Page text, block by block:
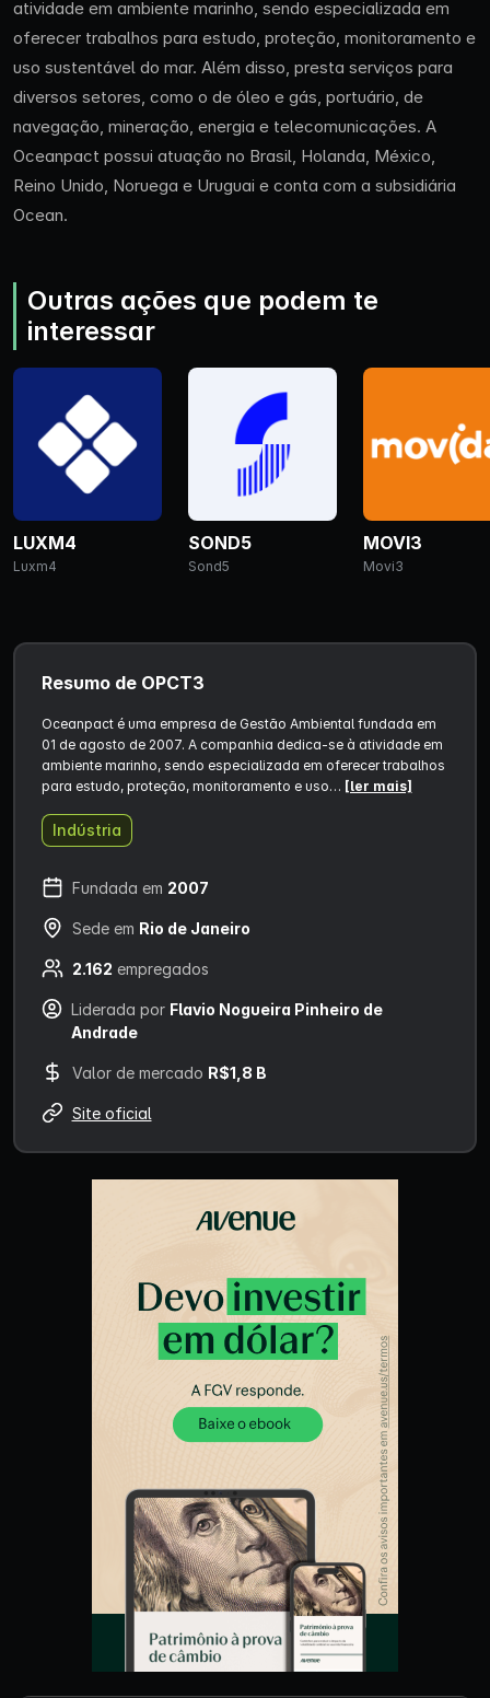
atividade em ambiente marinho, sendo especializada em
oferecer trabalhos para estudo, proteção, monitoramento e
uso sustentável do mar. Além disso, presta serviços para
diversos setores, como o de óleo e gás, portuário, de
navegação, mineração, energia e telecomunicações. A
Oceanpact possui atuação no Brasil, Holanda, México,
Reino Unido, Noruega e Uruguai e conta com a subsidiária
Ocean.
Outras ações que podem te
interessar
LUXM4
Luxm4
SOND5
Sond5
MOVI3
Movi3
Resumo de OPCT3
Oceanpact é uma empresa de Gestão Ambiental fundada em
01 de agosto de 2007. A companhia dedica-se à atividade em
ambiente marinho, sendo especializada em oferecer trabalhos
para estudo, proteção, monitoramento e uso… [ler mais]
Indústria
Fundada em 2007
Sede em Rio de Janeiro
2.162 empregados
Liderada por Flavio Nogueira Pinheiro de
Andrade
Valor de mercado R$1,8 B
Site oficial